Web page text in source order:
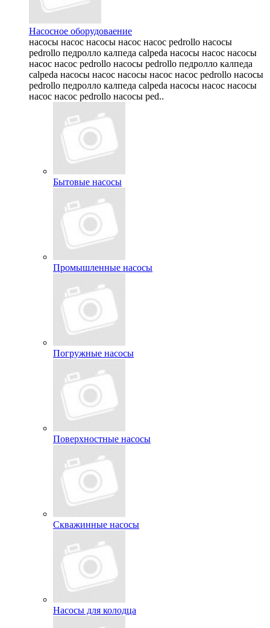
Насосное оборудоваение
насосы насос насосы насос насос pedrollo насосы
pedrollo педролло калпеда calpeda насосы насос насосы
насос насос pedrollo насосы pedrollo педролло калпеда
calpeda насосы насос насосы насос насос pedrollo насосы
pedrollo педролло калпеда calpeda насосы насос насосы
насос насос pedrollo насосы ped..
Бытовые насосы
Промышленные насосы
Погружные насосы
Поверхностные насосы
Скважинные насосы
Насосы для колодца